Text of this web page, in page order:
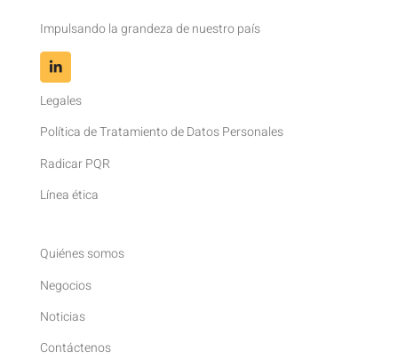
Impulsando la grandeza de nuestro país
Legales
Política de Tratamiento de Datos Personales
Radicar PQR
Línea ética
Quiénes somos
Negocios
Noticias
Contáctenos